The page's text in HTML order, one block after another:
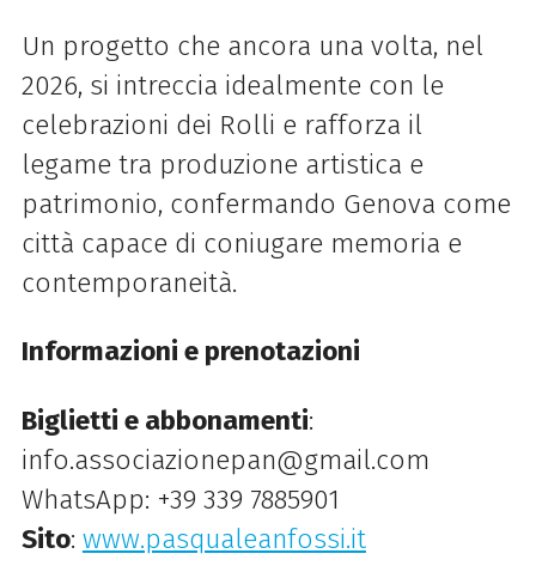
Un progetto che ancora una volta, nel
2026, si intreccia idealmente con le
celebrazioni dei Rolli e rafforza il
legame tra produzione artistica e
patrimonio, confermando Genova come
città capace di coniugare memoria e
contemporaneità.
Informazioni e prenotazioni
Biglietti e abbonamenti:
info.associazionepan@gmail.com
WhatsApp: +39 339 7885901
Sito: www.pasqualeanfossi.it